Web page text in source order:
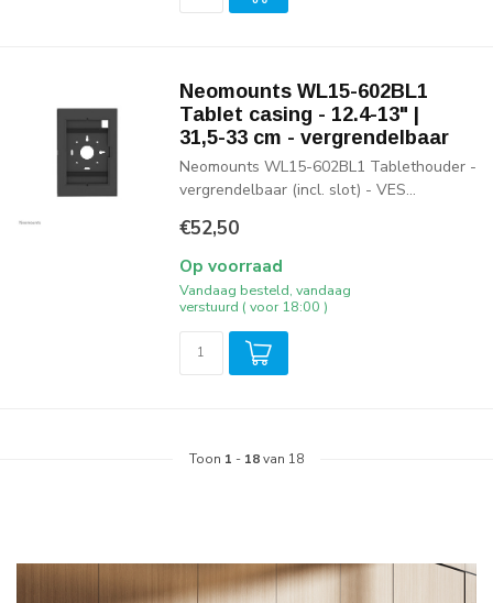
Neomounts WL15-602BL1
Tablet casing - 12.4-13" |
31,5-33 cm - vergrendelbaar
Neomounts WL15-602BL1 Tablethouder -
vergrendelbaar (incl. slot) - VES...
€52,50
Op voorraad
Vandaag besteld, vandaag
verstuurd ( voor 18:00 )
Toon 1 - 18van 18